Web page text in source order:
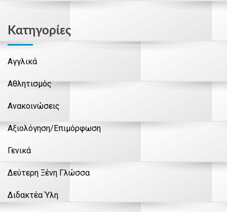
Kατηγορίες
Αγγλικά
Αθλητισμός
Ανακοινώσεις
Αξιολόγηση/Επιμόρφωση
Γενικά
Δεύτερη Ξένη Γλώσσα
Διδακτέα Ύλη